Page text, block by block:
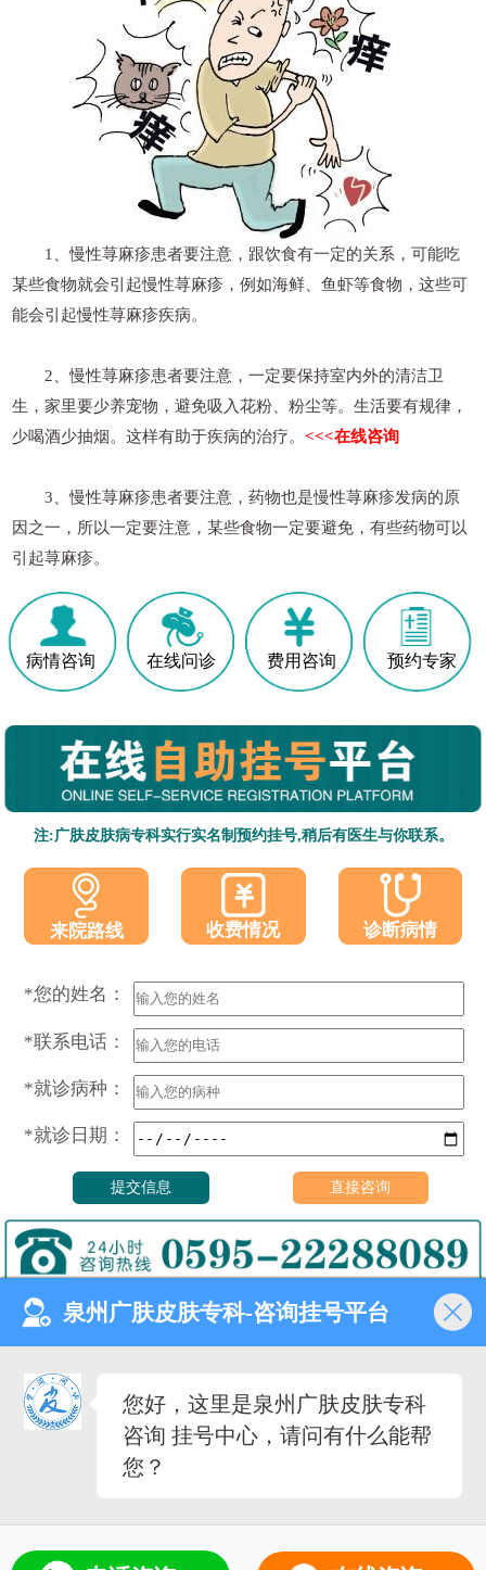
1、慢性荨麻疹患者要注意，跟饮食有一定的关系，可能吃
某些食物就会引起慢性荨麻疹，例如海鲜、鱼虾等食物，这些可
能会引起慢性荨麻疹疾病。
2、慢性荨麻疹患者要注意，一定要保持室内外的清洁卫
生，家里要少养宠物，避免吸入花粉、粉尘等。生活要有规律，
少喝酒少抽烟。这样有助于疾病的治疗。<<<在线咨询
3、慢性荨麻疹患者要注意，药物也是慢性荨麻疹发病的原
因之一，所以一定要注意，某些食物一定要避免，有些药物可以
引起荨麻疹。
病情咨询 在线问诊 费用咨询 预约专家
注:广肤皮肤病专科实行实名制预约挂号,稍后有医生与你联系。
来院路线 收费情况 诊断病情
*您的姓名：
*联系电话：
*就诊病种：
*就诊日期：
门诊时间（无假日医院）
8:00—18:00
健康热线
0595-22288089
医院地址
（闽-泉-丰）医广[2020]第08-30-30号
泉州广肤皮肤专科-咨询挂号平台
您好，这里是泉州广肤皮肤专科
咨询 挂号中心，请问有什么能帮
您？